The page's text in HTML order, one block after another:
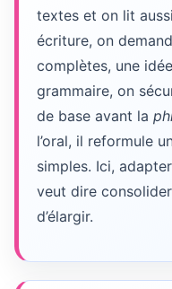
textes et on lit
écriture, on
complètes, une
grammaire, on
de base avant la
l’oral, il reformule
simples. Ici,
veut dire
d’élargir.